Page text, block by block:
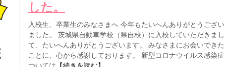
した。
入校生、卒業生のみなさまへ 今年もたいへんありがとうござい
ました。 茨城県自動車学校（県自校）に入校していただきまし
て、たいへんありがとうございます。 みなさまにお会いできた
ことに、心から感謝しております。 新型コロナウイルス感染症